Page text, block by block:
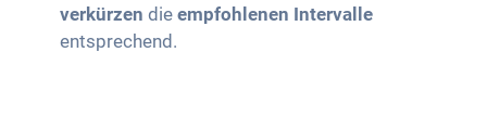
verkürzen die empfohlenen Intervalle
entsprechend.